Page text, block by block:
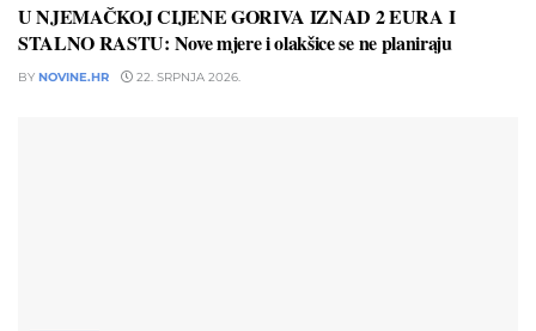
U NJEMAČKOJ CIJENE GORIVA IZNAD 2 EURA I
STALNO RASTU: Nove mjere i olakšice se ne planiraju
BY NOVINE.HR 22. SRPNJA 2026.